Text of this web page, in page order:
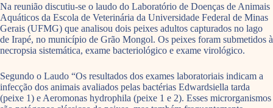
Na reunião discutiu-se o laudo do Laboratório de Doenças de Animais
Aquáticos da Escola de Veterinária da Universidade Federal de Minas
Gerais (UFMG) que analisou dois peixes adultos capturados no lago
de Irapé, no município de Grão Mongol. Os peixes foram submetidos à
necropsia sistemática, exame bacteriológico e exame virológico.
Segundo o Laudo “Os resultados dos exames laboratoriais indicam a
infecção dos animais avaliados pelas bactérias Edwardsiella tarda
(peixe 1) e Aeromonas hydrophila (peixe 1 e 2). Esses microrganismos